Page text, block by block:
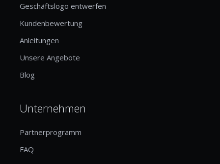
Geschäftslogo entwerfen
Kundenbewertung
Anleitungen
Unsere Angebote
Blog
Unternehmen
Partnerprogramm
FAQ